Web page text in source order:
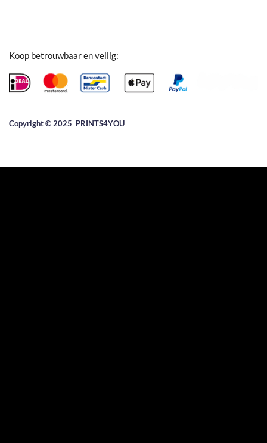
Koop betrouwbaar en veilig:
Copyright © 2025 ​PRINTS4YOU